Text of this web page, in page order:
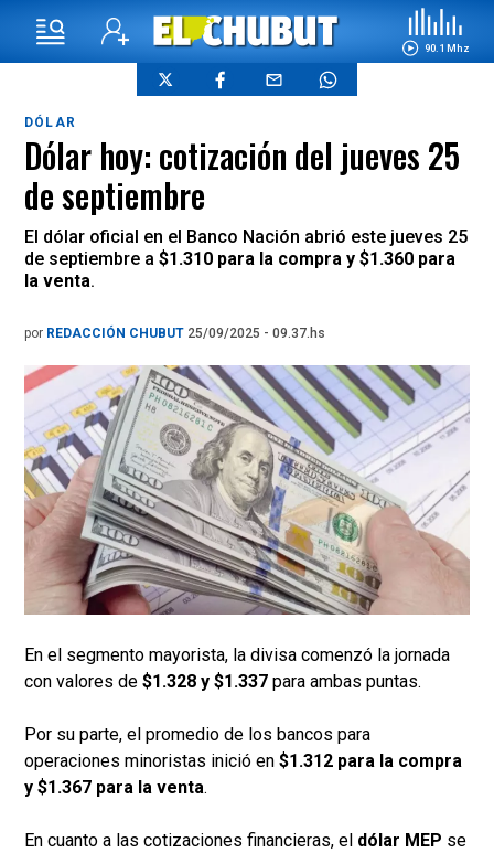
90.1 Mhz
DÓLAR
Dólar hoy: cotización del jueves 25
de septiembre
El dólar oficial en el Banco Nación abrió este jueves 25
de septiembre a $1.310 para la compra y $1.360 para
la venta.
por REDACCIÓN CHUBUT 25/09/2025 - 09.37.hs
En el segmento mayorista, la divisa comenzó la jornada
con valores de $1.328 y $1.337 para ambas puntas.
Por su parte, el promedio de los bancos para
operaciones minoristas inició en $1.312 para la compra
y $1.367 para la venta.
En cuanto a las cotizaciones financieras, el dólar MEP se